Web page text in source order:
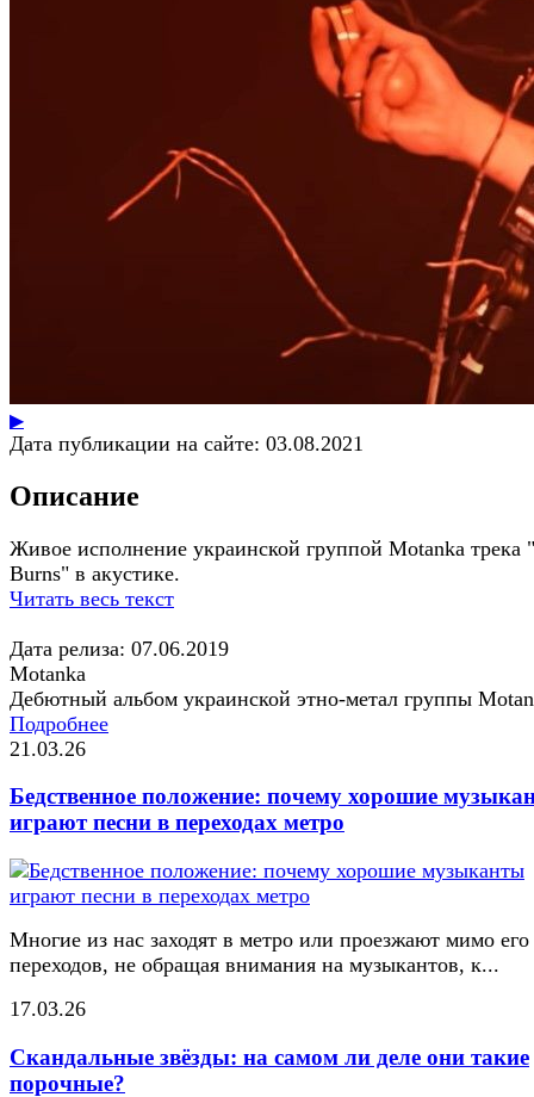
▶
Дата публикации на сайте: 03.08.2021
Описание
Живое исполнение украинской группой Motanka трека
Burns" в акустике.
Читать весь текст
Дата релиза: 07.06.2019
Motanka
Дебютный альбом украинской этно-метал группы
Подробнее
21.03.26
Бедственное положение: почему хорошие
играют песни в переходах метро
Многие из нас заходят в метро или проезжают мимо его
переходов, не обращая внимания на музыкантов, к...
17.03.26
Скандальные звёзды: на самом ли деле они такие
порочные?